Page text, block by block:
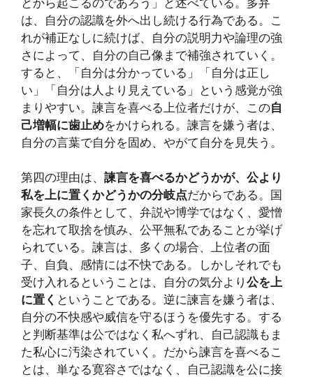
は、自分の認識を外へ出し続ける行為である。こ
れが補正なしに続けば、自分の説明力や論理の強
さによって、自分の自己像まで補強されていく。
すると、「自分は分かっている」「自分は正し
い」「自分は人より見えている」という感覚が強
まりやすい。諫言を喜べる上位者だけが、この自
己増幅に歯止めをかけられる。諫言を嫌う者は、
自分の言葉で自分を固め、やがて自分を見失う。
第四の理由は、 諫言を喜べるかどうかが、公より
私を上に置くかどうかの分岐点だからである。国
家長久の条件として、弁説や博学ではなく、愛憎
を忘れて取捨を慎み、公平無私であることが挙げ
られている。諫言は、多くの場合、上位者の面
子、自負、感情には不快である。しかしそれでも
受け入れるということは、自分の気分より 公を上
に置く ということである。逆に諫言を嫌う者は、
自分の不快感や威信を守るほうを優先する。する
と判断基準は公ではなく私へずれ、自己認識もま
た私心に汚染されていく。だから諫言を喜べるこ
とは、単なる寛容さではなく、自己認識を公に接